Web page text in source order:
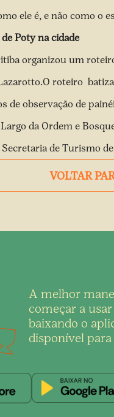
ele é, e não como o
Poty na cidade
organizou um
roteiro
de observação de
da Ordem e
Secretaria de Turismo
VOLTAR
A melhor
começar a
baixando o
disponível